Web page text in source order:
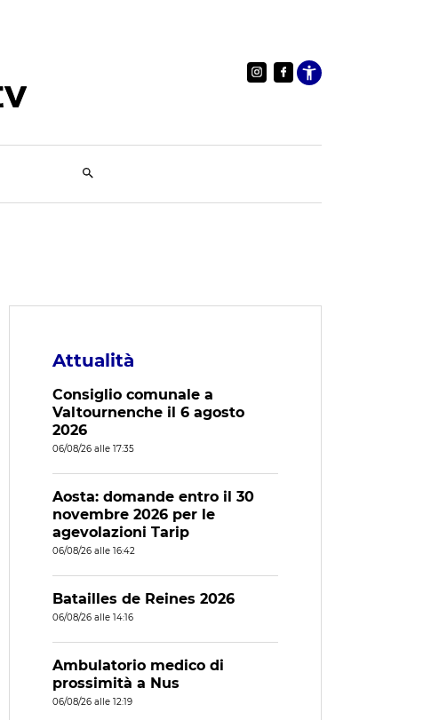
Apri le
Attualità
Consiglio comunale a
Valtournenche il 6 agosto
2026
06/08/26 alle 17:35
Aosta: domande entro il 30
novembre 2026 per le
agevolazioni Tarip
06/08/26 alle 16:42
Batailles de Reines 2026
06/08/26 alle 14:16
Ambulatorio medico di
prossimità a Nus
06/08/26 alle 12:19